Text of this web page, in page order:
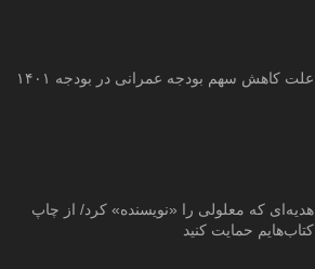
علت کاهش سهم بودجه عمرانی در بودجه ۱۴۰۱
هدیه‌ای که معلولی را «نویسنده» کرد/ از چاپ
کتاب‌هایم حمایت کنید